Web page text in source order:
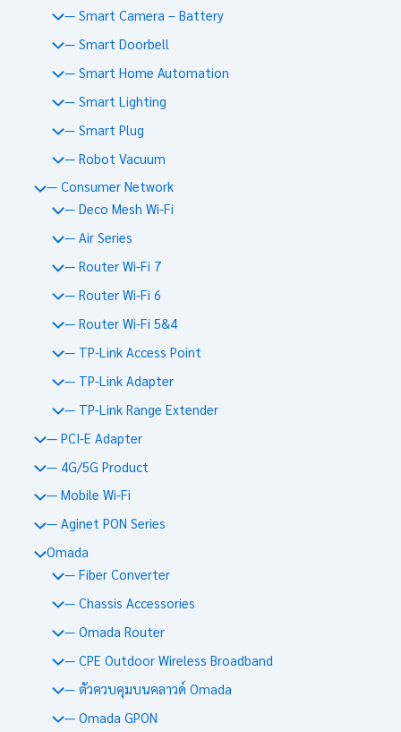
— Smart Camera – Battery
— Smart Doorbell
— Smart Home Automation
— Smart Lighting
— Smart Plug
— Robot Vacuum
— Consumer Network
— Deco Mesh Wi-Fi
— Air Series
— Router Wi-Fi 7
— Router Wi-Fi 6
— Router Wi-Fi 5&4
— TP-Link Access Point
— TP-Link Adapter
— TP-Link Range Extender
— PCI-E Adapter
— 4G/5G Product
— Mobile Wi-Fi
— Aginet PON Series
Omada
— Fiber Converter
— Chassis Accessories
— Omada Router
— CPE Outdoor Wireless Broadband
— ตัวควบคุมบนคลาวด์ Omada
— Omada GPON